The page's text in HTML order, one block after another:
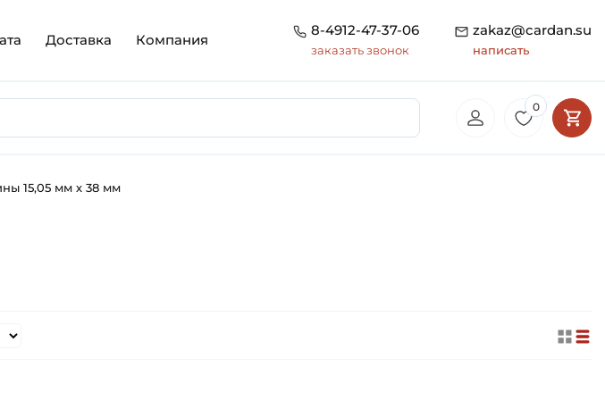
Доставка Компания
8-4912-47-37-06
заказать звонок
zakaz@cardan.su
написать
0
15,05 мм х 38 мм